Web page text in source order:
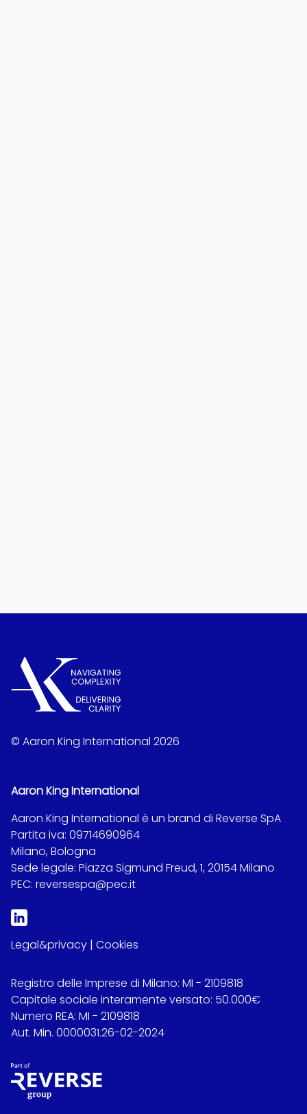
© Aaron King International 2026
Aaron King International
Aaron King International è un brand di Reverse SpA
Partita iva: 09714690964
Milano, Bologna
Sede legale: Piazza Sigmund Freud, 1, 20154 Milano
PEC: reversespa@pec.it
Legal&privacy | Cookies
Registro delle Imprese di Milano: MI - 2109818
Capitale sociale interamente versato: 50.000€
Numero REA: MI - 2109818
Aut. Min. 0000031.26-02-2024